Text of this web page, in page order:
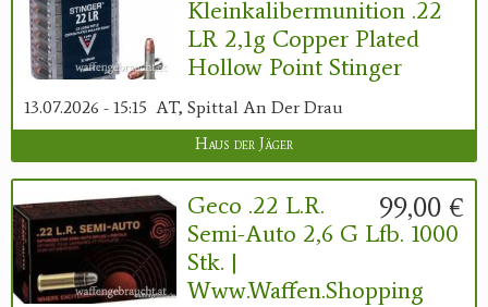
Kleinkalibermunition .22
LR 2,1g Copper Plated
Hollow Point Stinger
13.07.2026 - 15:15 AT, Spittal An Der Drau
Haus der Jäger
99,00 €
Geco .22 L.r.
Semi-Auto 2,6 G Lfb. 1000
Stk. |
Www.waffen.shopping